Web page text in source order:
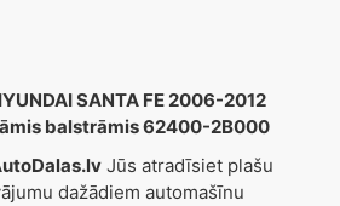
SANTA FE 2006-2012
balstrāmis 62400-2B000
Jūs atradīsiet plašu
dažādiem automašīnu